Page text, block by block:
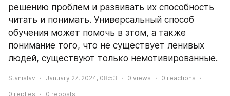
решению проблем и развивать их способность
читать и понимать. Универсальный способ
обучения может помочь в этом, а также
понимание того, что не существует ленивых
людей, существуют только немотивированные.
Stanislav January 27, 2024, 08:53 0 views 0 reactions
0 replies 0 reposts